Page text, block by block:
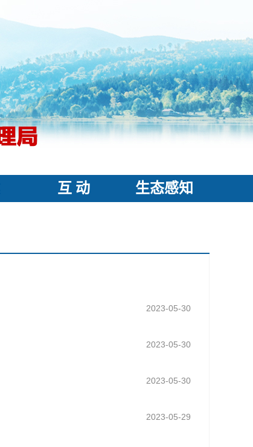
互 动 生态感知
2023-05-30
2023-05-30
2023-05-30
2023-05-29